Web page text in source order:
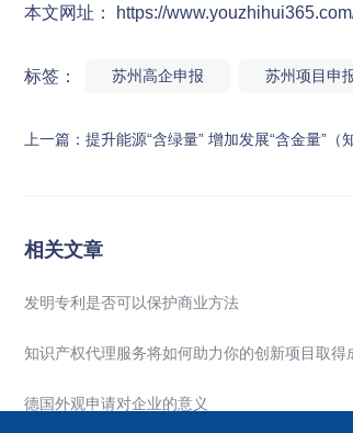
本文网址： https://
标签： 苏州高企申报 苏州项目申
上一篇： 提升能源“含绿量” 增加发展“含金量”（
相关文章
发明专利是否可以保护商业方法
知识产权代理服务将如何助力你的创新项目取得
德国外观申请对企业的意义